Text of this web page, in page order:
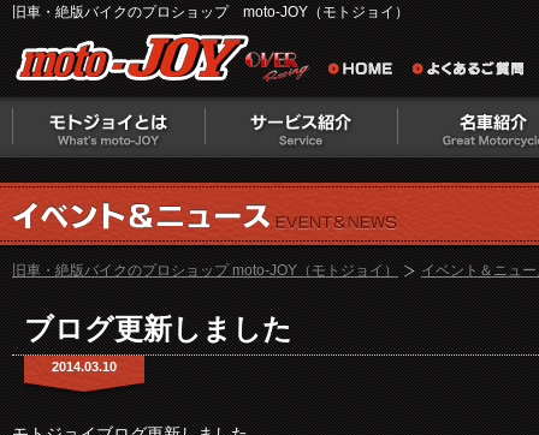
旧車・絶版バイクのプロショップ moto-JOY（モトジョイ）
旧車・絶版バイクのプロショップ moto-JOY（モトジョイ） イベント＆ニュ
ブログ更新しました
2014.03.10